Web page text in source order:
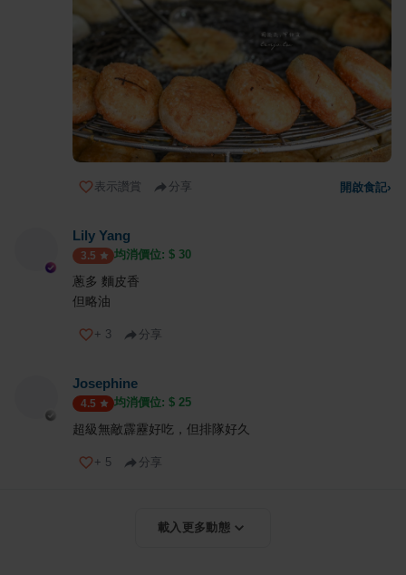
表示讚賞 分享 開啟食記›
Lily Yang
3.5 均消價位: $ 30
蔥多 麵皮香
但略油
+ 3 分享
Josephine
4.5 均消價位: $ 25
超級無敵霹靂好吃，但排隊好久
+ 5 分享
載入更多動態